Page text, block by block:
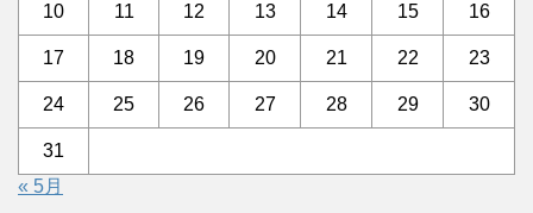
10 11 12 13 14 15 16
17 18 19 20 21 22 23
24 25 26 27 28 29 30
31
« 5月